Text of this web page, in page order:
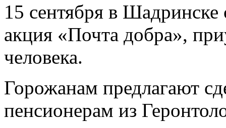
15 сентября в Шадринске
акция «Почта добра»,
человека.
Горожанам предлагают
пенсионерам из